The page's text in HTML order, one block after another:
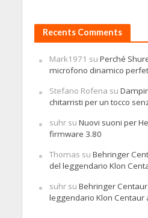
Recents Comments
Mark1971 su Perché
microfono dinamico
Stefano Rofena su
chitarristi per un tocco
suhrsu Nuovi suoni per
firmware 3.80
Thomas su Behringer
del leggendario Klon
suhrsu Behringer
leggendario Klon Centaur